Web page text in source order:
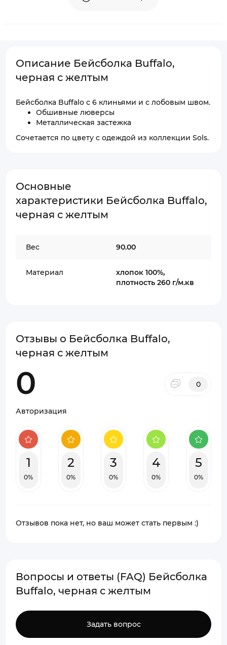
Описание Бейсболка Buffalo,
черная с желтым
Бейсболка Buffalo с 6 клиньями и с лобовым швом.
Обшивные люверсы
Металлическая застежка
Сочетается по цвету с одеждой из коллекции Sols.
Основные
характеристики Бейсболка Buffalo,
черная с желтым
Вес 90.00
Материал
хлопок 100%,
плотность 260 г/м.кв
Отзывы о Бейсболка Buffalo,
черная с желтым
0 0
Авторизация
1
0%
2
0%
3
0%
4
0%
5
0%
Отзывов пока нет, но ваш может стать первым :)
Вопросы и ответы (FAQ) Бейсболка
Buffalo, черная с желтым
Задать вопрос